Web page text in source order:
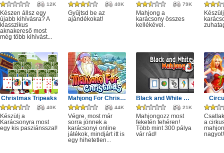
12K
Készen állsz egy
újabb kihívásra? A
klasszikus
aknakereső most
még több kihívást...
40K
Gyűjtsd be az
ajándékokat!
79K
Mahjong a
karácsony összes
kellékével.
Christmas Tripeaks
40K
Készülj a
Karácsonyra most
egy kis pasziánsszal!
Mahjong For Christmas
44K
Végre, most már
sorra jönnek a
karácsonyi online
játékok, mindjárt itt is
egy hihetetlen...
Black and White Mahjong 3
21K
Mahjongozz most
feketén fehéren!
Több mint 300 pálya
vár rád!
a
nagyot!